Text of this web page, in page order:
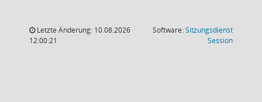
Letzte Änderung: 10.08.2026
12:00:21
Software:Sitzungsdienst
Session(Wird in